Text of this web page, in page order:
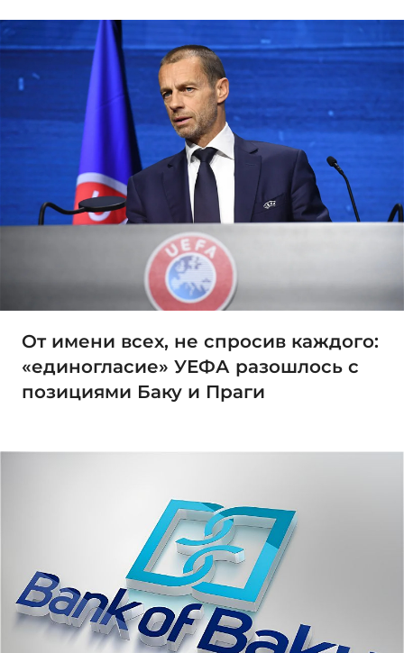
От имени всех, не спросив каждого:
«единогласие» УЕФА разошлось с
позициями Баку и Праги